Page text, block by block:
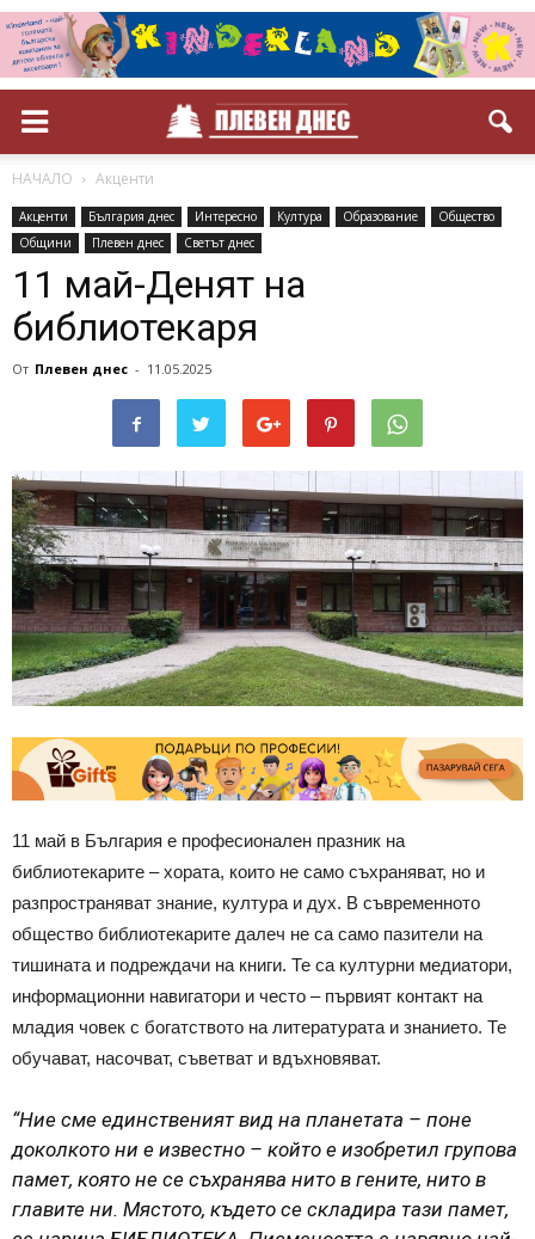
НАЧАЛО Акценти
Акценти България днес Интересно Култура Образование
Общество
Общини
Плевен днес Светът днес
11 май-Денят на
библиотекаря
От Плевен днес - 11.05.2025
11 май в България е професионален празник на
библиотекарите – хората, които не само съхраняват, но и
разпространяват знание, култура и дух. В съвременното
общество библиотекарите далеч не са само пазители на
тишината и подреждачи на книги. Те са културни медиатори,
информационни навигатори и често – първият контакт на
младия човек с богатството на литературата и знанието. Те
обучават, насочват, съветват и вдъхновяват.
“Ние сме единственият вид на планетата – поне
доколкото ни е известно – който е изобретил групова
памет, която не се съхранява нито в гените, нито в
главите ни. Мястото, където се складира тази памет,